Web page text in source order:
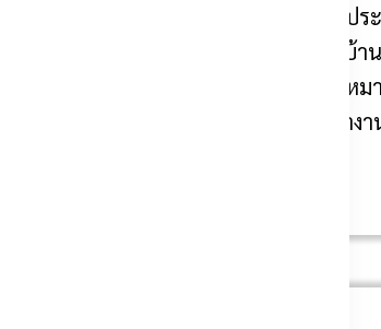
ระหยัดพื้นที่ด้านหน้าและด้านหลังของปร
เหมาะกับบ้
ะตูขนาดใหญ่ได้ดี ถ้าเลือกมอเตอร์ให้เห
าะถ้ารางหรือล้อมีปัญหา มอเตอร์จะทำง